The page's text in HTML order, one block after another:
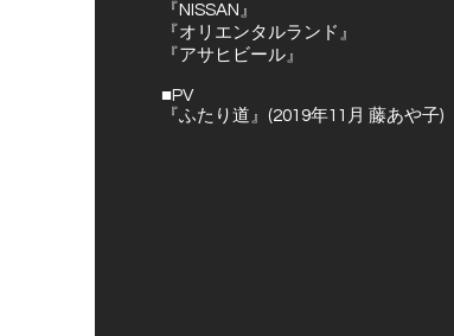
『NISSAN』
『オリエンタルランド』
『アサヒビール』
■PV
『ふたり道』(2019年11月 藤あや子)